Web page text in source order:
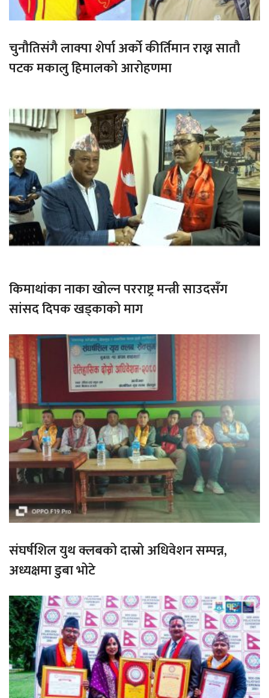
चुनौतिसंगै लाक्पा शेर्पा अर्को कीर्तिमान राख्न सातौ
पटक मकालु हिमालको आरोहणमा
किमाथांका नाका खोल्न परराष्ट्र मन्त्री साउदसँग
सांसद दिपक खड्काको माग
संघर्षशिल युथ क्लबको दास्रो अधिवेशन सम्पन्न,
अध्यक्षमा डुबा भोटे